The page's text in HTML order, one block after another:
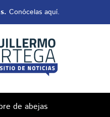
Conócelas aquí.
de abejas